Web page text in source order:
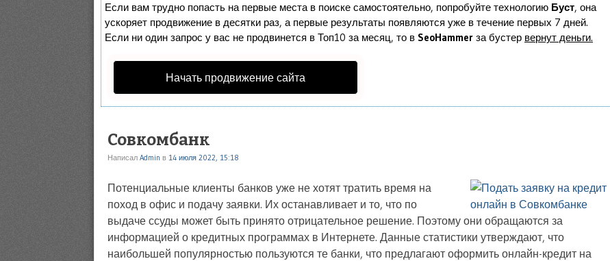
Если вам трудно попасть на первые места в поиске самостоятельно, попробуйте технологию Буст, она
ускоряет продвижение в десятки раз, а первые результаты появляются уже в течение первых 7 дней.
Если ни один запрос у вас не продвинется в Топ10 за месяц, то в SeoHammer за бустер вернут деньги.
Начать продвижение сайта
Совкомбанк
Написал Admin в 14 июля 2022, 15:18
Потенциальные клиенты банков уже не хотят тратить время на
поход в офис и подачу заявки. Их останавливает и то, что по
выдаче ссуды может быть принято отрицательное решение. Поэтому они обращаются за
информацией о кредитных программах в Интернете. Данные статистики утверждают, что
наибольшей популярностью пользуются те банки, что предлагают оформить онлайн-кредит на